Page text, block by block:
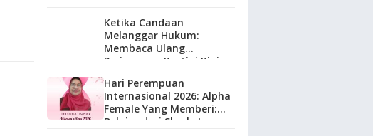
Maluku.
Ketika Candaan
Melanggar Hukum:
Membaca Ulang
Perjuangan Kartini Kini
Hari Perempuan
Internasional 2026: Alpha
Female Yang Memberi:
Belajar dari Sherly Laos